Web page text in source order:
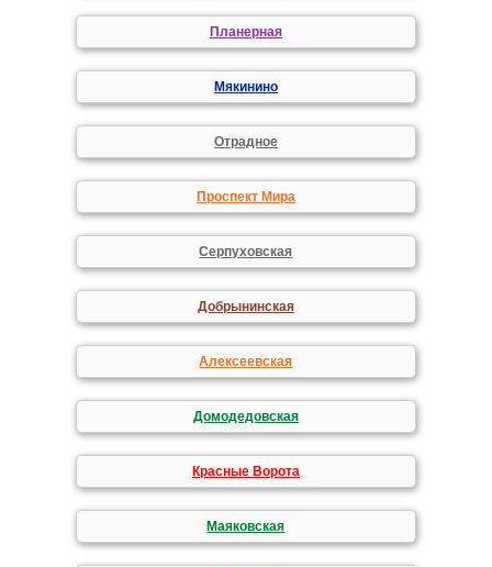
Планерная
Мякинино
Отрадное
Проспект Мира
Серпуховская
Добрынинская
Алексеевская
Домодедовская
Красные Ворота
Маяковская